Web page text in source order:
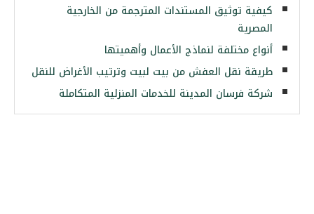
كيفية توثيق المستندات المترجمة من الخارجية
المصرية
أنواع مختلفة لنماذج الأعمال وأهميتها
طريقة نقل العفش من بيت لبيت وترتيب الأغراض للنقل
شركة فرسان المدينة للخدمات المنزلية المتكاملة